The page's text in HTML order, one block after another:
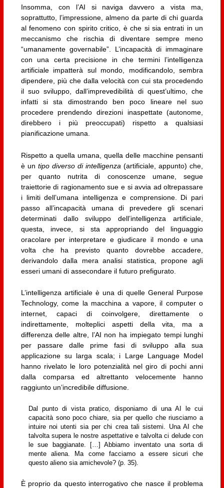
Insomma, con l’AI si naviga davvero a vista ma,
soprattutto, l’impressione, almeno da parte di chi guarda
al fenomeno con spirito critico, è che si sia entrati in un
meccanismo che rischia di diventare sempre meno
“umanamente governabile”. L’incapacità di immaginare
con una certa precisione in che termini l’intelligenza
artificiale impatterà sul mondo, modificandolo, sembra
dipendere, più che dalla velocità con cui sta procedendo
il suo sviluppo, dall’imprevedibilità di quest’ultimo, che
infatti si sta dimostrando ben poco lineare nel suo
procedere prendendo direzioni inaspettate (autonome,
direbbero i più preoccupati) rispetto a qualsiasi
pianificazione umana.
Rispetto a quella umana, quella delle macchine pensanti
è un tipo diverso di intelligenza (artificiale, appunto) che,
per quanto nutrita di conoscenze umane, segue
traiettorie di ragionamento sue e si avvia ad oltrepassare
i limiti dell’umana intelligenza e comprensione. Di pari
passo all’incapacità umana di prevedere gli scenari
determinati dallo sviluppo dell’intelligenza artificiale,
questa, invece, si sta appropriando del linguaggio
oracolare per interpretare e giudicare il mondo e una
volta che ha previsto quanto dovrebbe accadere,
derivandolo dalla mera analisi statistica, propone agli
esseri umani di assecondare il futuro prefigurato.
L’intelligenza artificiale è una di quelle General Purpose
Technology, come la macchina a vapore, il computer o
internet, capaci di coinvolgere, direttamente o
indirettamente, molteplici aspetti della vita, ma a
differenza delle altre, l’AI non ha impiegato tempi lunghi
per passare dalle prime fasi di sviluppo alla sua
applicazione su larga scala; i Large Language Model
hanno rivelato le loro potenzialità nel giro di pochi anni
dalla comparsa ed altrettanto velocemente hanno
raggiunto un’incredibile diffusione.
Dal punto di vista pratico, disponiamo di una AI le cui
capacità sono poco chiare, sia per quello che riusciamo a
intuire noi utenti sia per chi crea tali sistemi. Una AI che
talvolta supera le nostre aspettative e talvolta ci delude con
le sue baggianate. […] Abbiamo inventato una sorta di
mente aliena. Ma come facciamo a essere sicuri che
questo alieno sia amichevole? (p. 35).
È proprio da questo interrogativo che nasce il problema